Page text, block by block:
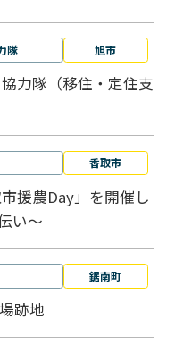
隊 旭市
力隊（移住・定住支
香取市
援農Day」を開催し
い～
鋸南町
跡地